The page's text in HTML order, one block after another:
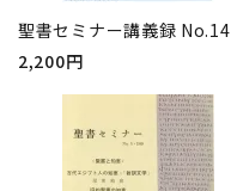
聖書セミナー講義録 No.14
2,200円